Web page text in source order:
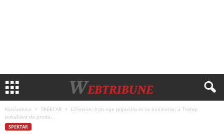
Naslovnica SPEKTAR
Džonson: Iran nije popustio ni za milimetar, a Tramp
pokušava da proda...
SPEKTAR